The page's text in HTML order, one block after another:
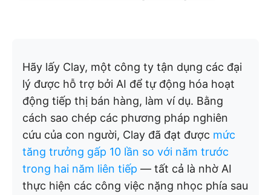
Hãy lấy Clay, một công ty tận dụng các đại
lý được hỗ trợ bởi AI để tự động hóa hoạt
động tiếp thị bán hàng, làm ví dụ. Bằng
cách sao chép các phương pháp nghiên
cứu của con người, Clay đã đạt được mức
tăng trưởng gấp 10 lần so với năm trước
trong hai năm liên tiếp — tất cả là nhờ AI
thực hiện các công việc nặng nhọc phía sau